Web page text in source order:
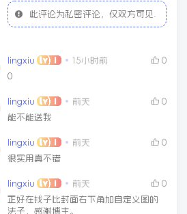
此评论为私密评论，仅双方可见.
lingxiu 15小时前
0
0
lingxiu 前天
0
能不能送我
lingxiu 前天
0
很实用真不错
lingxiu 前天
0
正好在找子比封面右下角加自定义图的
法子，感谢博主。